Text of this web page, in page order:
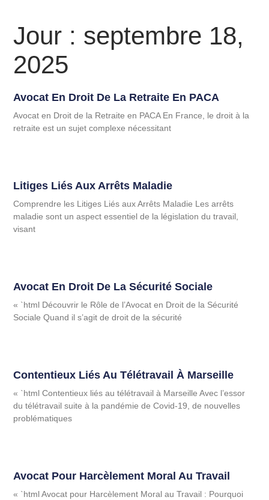
Jour : septembre 18,
2025
Avocat En Droit De La Retraite En PACA
Avocat en Droit de la Retraite en PACA En France, le droit à la
retraite est un sujet complexe nécessitant
Litiges Liés Aux Arrêts Maladie
Comprendre les Litiges Liés aux Arrêts Maladie Les arrêts
maladie sont un aspect essentiel de la législation du travail,
visant
Avocat En Droit De La Sécurité Sociale
« `html Découvrir le Rôle de l’Avocat en Droit de la Sécurité
Sociale Quand il s’agit de droit de la sécurité
Contentieux Liés Au Télétravail À Marseille
« `html Contentieux liés au télétravail à Marseille Avec l’essor
du télétravail suite à la pandémie de Covid-19, de nouvelles
problématiques
Avocat Pour Harcèlement Moral Au Travail
« `html Avocat pour Harcèlement Moral au Travail : Pourquoi